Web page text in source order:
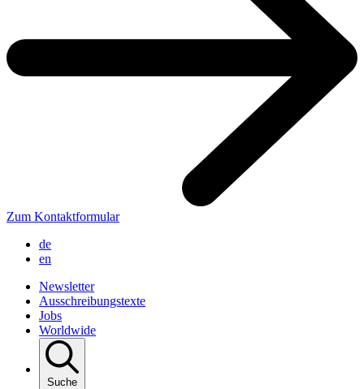
Zum Kontaktformular
de
en
Newsletter
Ausschreibungstexte
Jobs
Worldwide
Suche